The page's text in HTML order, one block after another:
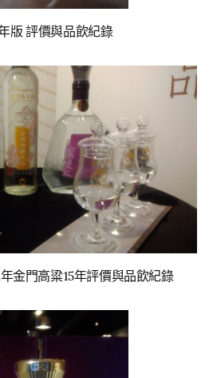
版 評價與品飲紀錄
金門高粱15年評價與品飲紀錄